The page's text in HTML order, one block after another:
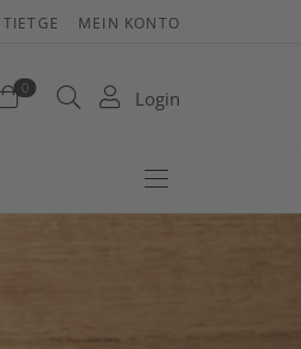
MEIN KONTO
0 Login